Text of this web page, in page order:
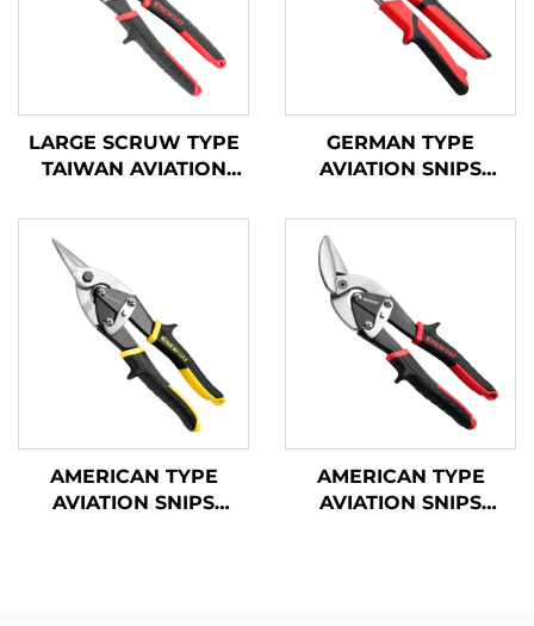
LARGE SCRUW TYPE
TAIWAN AVIATION
GERMAN TYPE
AVIATION SNIPS
AMERICAN TYPE
AVIATION SNIPS
AMERICAN TYPE
AVIATION SNIPS